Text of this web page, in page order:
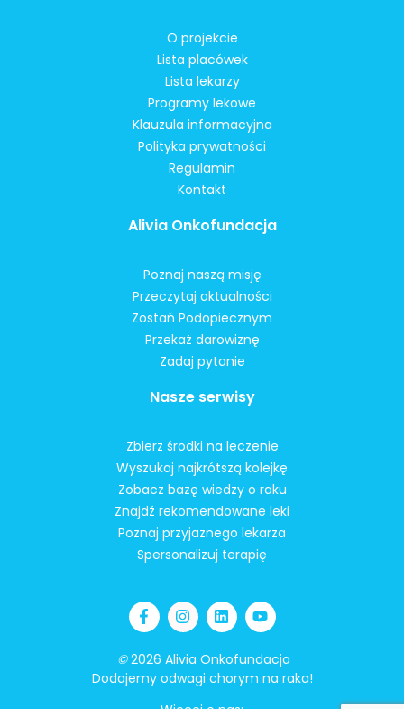
O projekcie
Lista placówek
Lista lekarzy
Programy lekowe
Klauzula informacyjna
Polityka prywatności
Regulamin
Kontakt
Alivia Onkofundacja
Poznaj naszą misję
Przeczytaj aktualności
Zostań Podopiecznym
Przekaż darowiznę
Zadaj pytanie
Nasze serwisy
Zbierz środki na leczenie
Wyszukaj najkrótszą kolejkę
Zobacz bazę wiedzy o raku
Znajdź rekomendowane leki
Poznaj przyjaznego lekarza
Spersonalizuj terapię
©2026 Alivia Onkofundacja
Dodajemy odwagi chorym na raka!